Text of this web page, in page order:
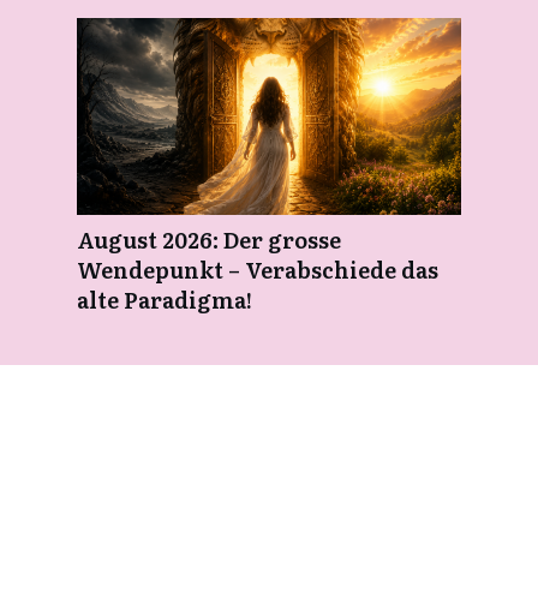
August 2026: Der grosse
Wendepunkt – Verabschiede das
alte Paradigma!